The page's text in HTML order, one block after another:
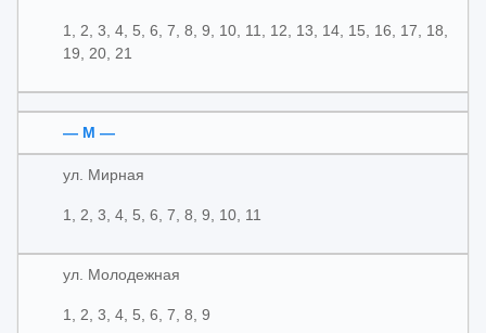
1, 2, 3, 4, 5, 6, 7, 8, 9, 10, 11, 12, 13, 14, 15, 16, 17, 18,
19, 20, 21
— М —
ул. Мирная
1, 2, 3, 4, 5, 6, 7, 8, 9, 10, 11
ул. Молодежная
1, 2, 3, 4, 5, 6, 7, 8, 9